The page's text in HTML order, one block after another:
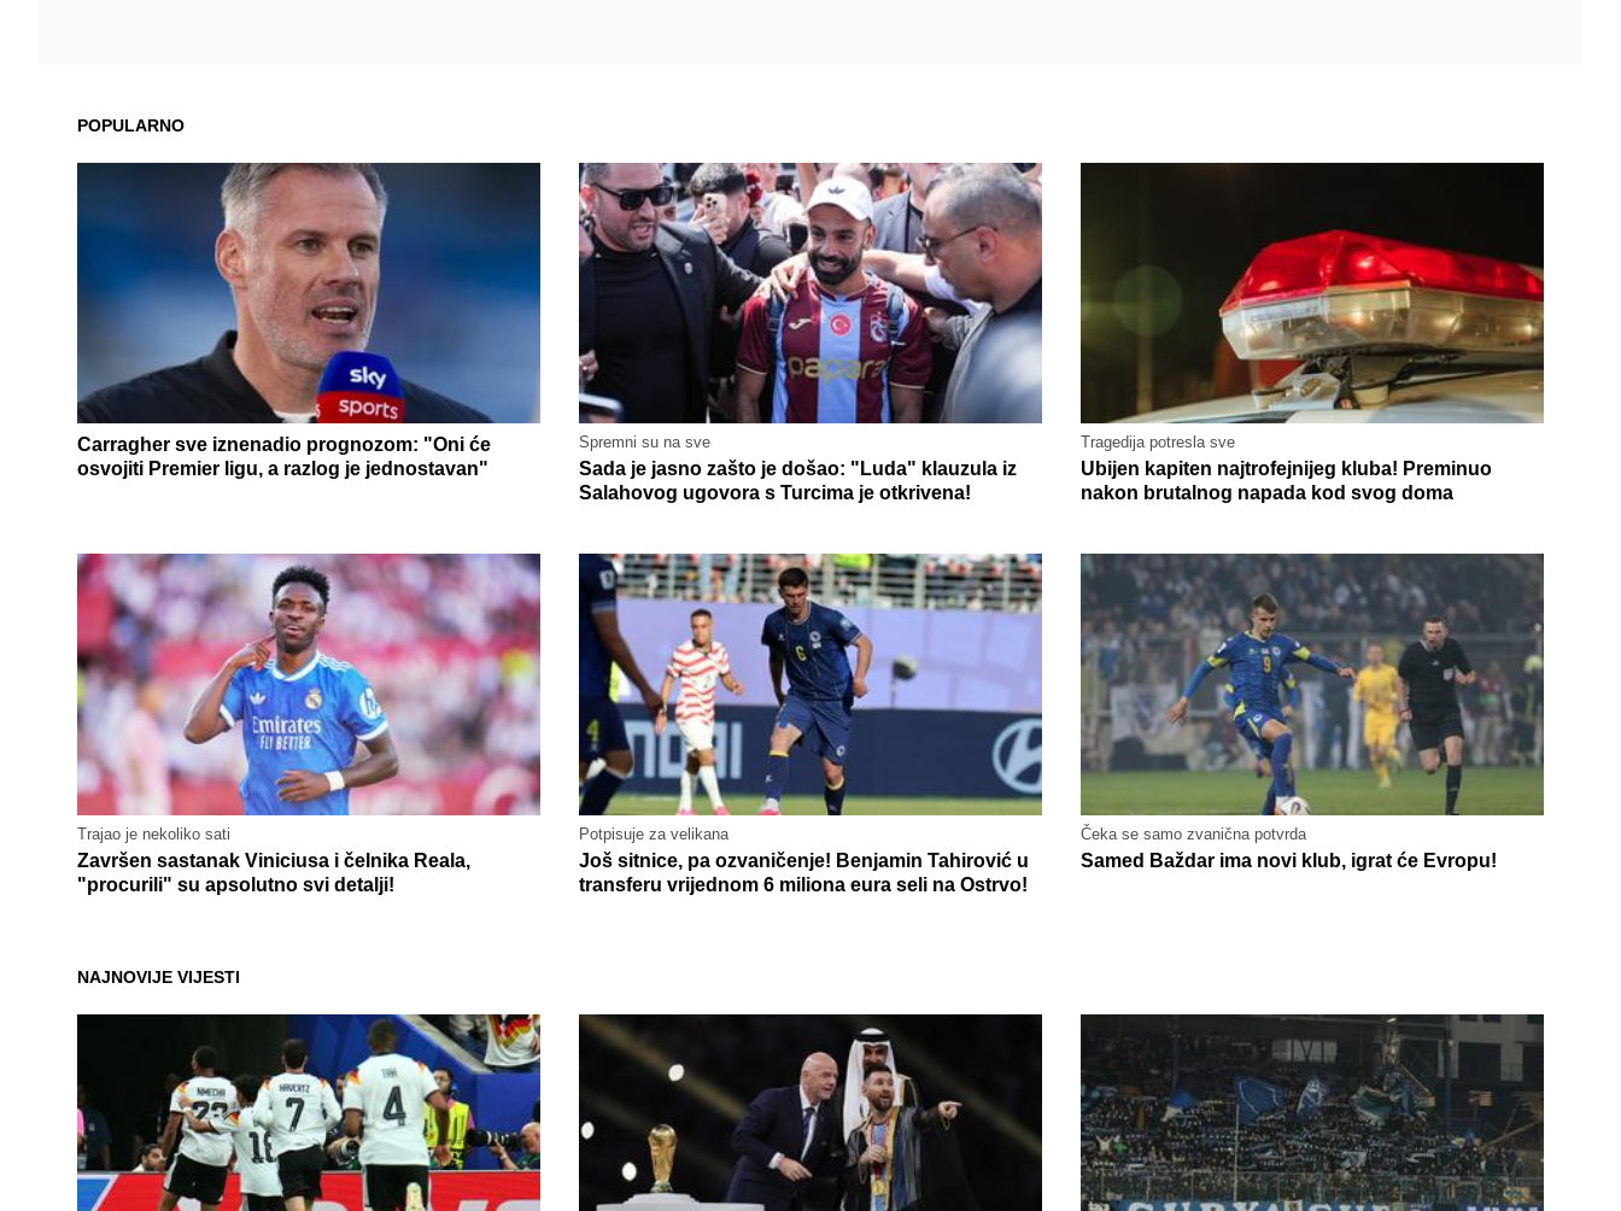
POPULARNO
Carragher sve iznenadio prognozom: "Oni će
osvojiti Premier ligu, a razlog je jednostavan"
Spremni su na sve
Sada je jasno zašto je došao: "Luda" klauzula iz
Salahovog ugovora s Turcima je otkrivena!
Tragedija potresla sve
Ubijen kapiten najtrofejnijeg kluba! Preminuo
nakon brutalnog napada kod svog doma
Trajao je nekoliko sati
Završen sastanak Viniciusa i čelnika Reala,
"procurili" su apsolutno svi detalji!
Potpisuje za velikana
Još sitnice, pa ozvaničenje! Benjamin Tahirović u
transferu vrijednom 6 miliona eura seli na Ostrvo!
Čeka se samo zvanična potvrda
Samed Baždar ima novi klub, igrat će Evropu!
NAJNOVIJE VIJESTI